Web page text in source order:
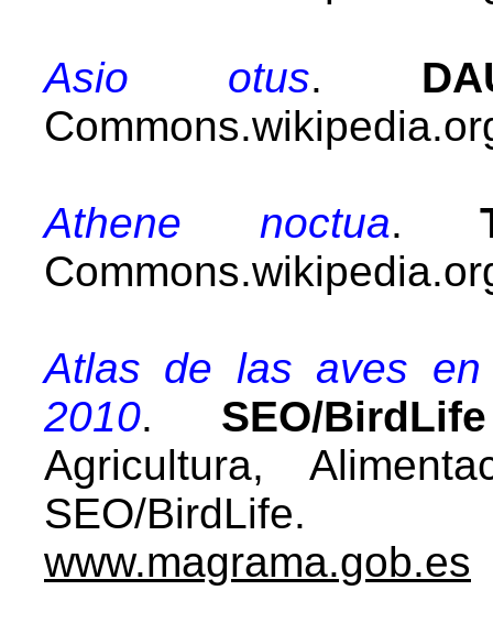
Asio otus.
Athene noctua.
Atlas de las aves en
2010. SEO/
Agricultura,
SEO/
www.magrama.gob.es